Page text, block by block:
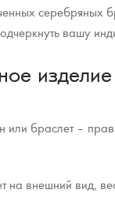
вашу
изделие
браслет –
внешний вид,